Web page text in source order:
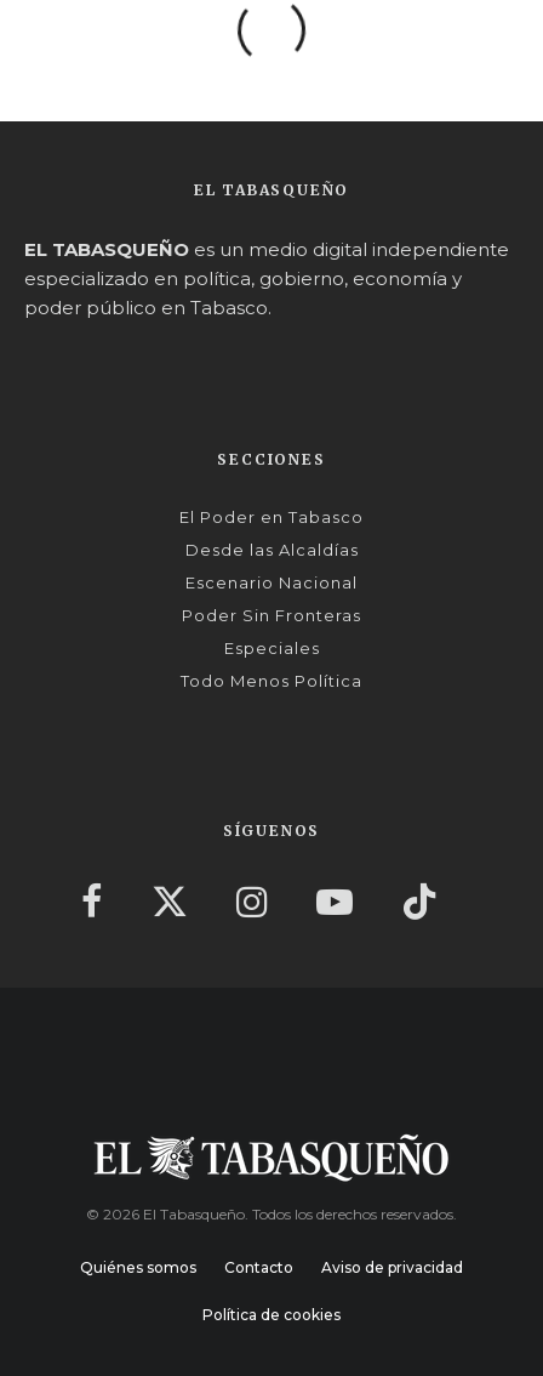
EL TABASQUEÑO
EL TABASQUEÑO es un medio digital independiente
especializado en política, gobierno, economía y
poder público en Tabasco.
SECCIONES
El Poder en Tabasco
Desde las Alcaldías
Escenario Nacional
Poder Sin Fronteras
Especiales
Todo Menos Política
SÍGUENOS
© 2026 El Tabasqueño. Todos los derechos reservados.
Quiénes somos Contacto Aviso de privacidad
Política de cookies